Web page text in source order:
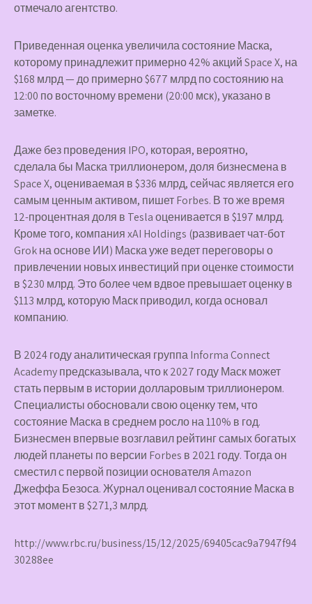
отмечало агентство.
Приведенная оценка увеличила состояние Маска,
которому принадлежит примерно 42% акций Space X, на
$168 млрд — до примерно $677 млрд по состоянию на
12:00 по восточному времени (20:00 мск), указано в
заметке.
Даже без проведения IPO, которая, вероятно,
сделала бы Маска триллионером, доля бизнесмена в
Space X, оцениваемая в $336 млрд, сейчас является его
самым ценным активом, пишет Forbes. В то же время
12-процентная доля в Tesla оценивается в $197 млрд.
Кроме того, компания xAI Holdings (развивает чат-бот
Grok на основе ИИ) Маска уже ведет переговоры о
привлечении новых инвестиций при оценке стоимости
в $230 млрд. Это более чем вдвое превышает оценку в
$113 млрд, которую Маск приводил, когда основал
компанию.
В 2024 году аналитическая группа Informa Connect
Academy предсказывала, что к 2027 году Маск может
стать первым в истории долларовым триллионером.
Специалисты обосновали свою оценку тем, что
состояние Маска в среднем росло на 110% в год.
Бизнесмен впервые возглавил рейтинг самых богатых
людей планеты по версии Forbes в 2021 году. Тогда он
сместил с первой позиции основателя Amazon
Джеффа Безоса. Журнал оценивал состояние Маска в
этот момент в $271,3 млрд.
http://www.rbc.ru/business/15/12/2025/69405cac9a7947f94
30288ee